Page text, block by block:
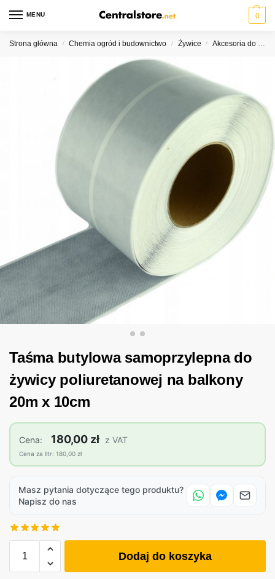
MENU 0
Strona główna / Chemia ogród i budownictwo / Żywice / Akcesoria do żywic
Taśma butylowa samoprzylepna do
żywicy poliuretanowej na balkony
20m x 10cm
Cena: 180,00 zł z VAT
Cena za litr: 180,00 zł
Masz pytania dotyczące tego produktu?
Napisz do nas
Dodaj do koszyka